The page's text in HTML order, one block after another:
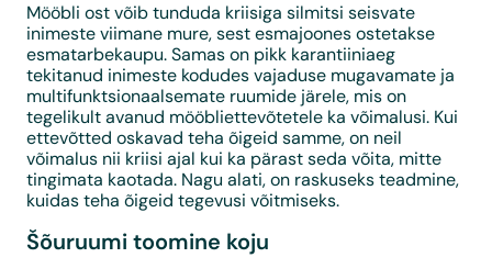
Mööbli ost võib tunduda kriisiga silmitsi seisvate
inimeste viimane mure, sest esmajoones ostetakse
esmatarbekaupu. Samas on pikk karantiiniaeg
tekitanud inimeste kodudes vajaduse mugavamate ja
multifunktsionaalsemate ruumide järele, mis on
tegelikult avanud mööbliettevõtetele ka võimalusi. Kui
ettevõtted oskavad teha õigeid samme, on neil
võimalus nii kriisi ajal kui ka pärast seda võita, mitte
tingimata kaotada. Nagu alati, on raskuseks teadmine,
kuidas teha õigeid tegevusi võitmiseks.
Šõuruumi toomine koju